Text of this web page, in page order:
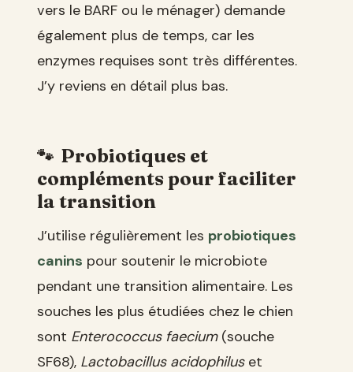
vers le BARF ou le ménager) demande
également plus de temps, car les
enzymes requises sont très différentes.
J’y reviens en détail plus bas.
Probiotiques et
compléments pour faciliter
la transition
J’utilise régulièrement les probiotiques
canins pour soutenir le microbiote
pendant une transition alimentaire. Les
souches les plus étudiées chez le chien
sont Enterococcus faecium(souche
SF68), Lactobacillus acidophiluset